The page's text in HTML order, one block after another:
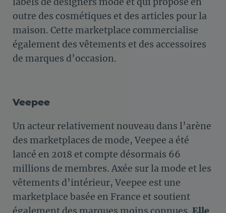
outre des cosmétiques et des articles pour la
maison. Cette marketplace commercialise
également des vêtements et des accessoires
de marques d’occasion.
Veepee
Un acteur relativement nouveau dans l’arène
des marketplaces de mode, Veepee a été
lancé en 2018 et compte désormais 66
millions de membres. Axée sur la mode et les
vêtements d’intérieur, Veepee est une
marketplace basée en France et soutient